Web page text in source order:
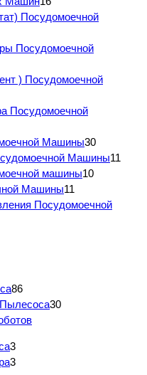
Посудомоечной
Посудомоечной
) Посудомоечной
Посудомоечной
Машины30
Машины11
машины10
Машины11
Посудомоечной
86
30
3
3